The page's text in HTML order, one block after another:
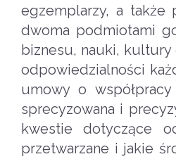
egzemplarzy, a
dwoma podmiotami
biznesu, nauki, kultury
odpowiedzialności
umowy o
sprecyzowana i
kwestie dotyczące
przetwarzane i jakie